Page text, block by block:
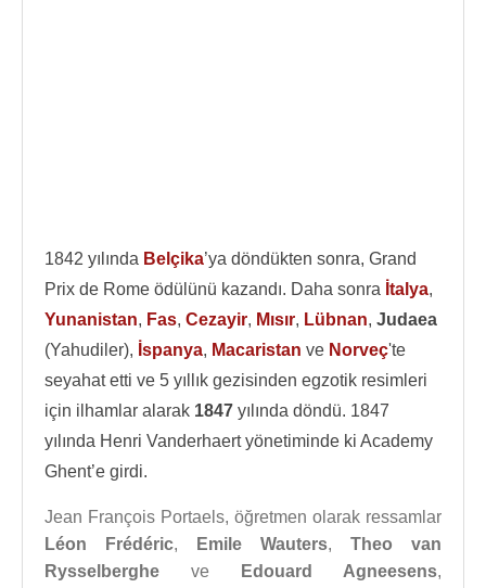
1842 yılında Belçika’ya döndükten sonra, Grand
Prix de Rome ödülünü kazandı. Daha sonra İtalya,
Yunanistan, Fas, Cezayir, Mısır, Lübnan, Judaea
(Yahudiler), İspanya, Macaristan ve Norveç'te
seyahat etti ve 5 yıllık gezisinden egzotik resimleri
için ilhamlar alarak 1847 yılında döndü. 1847
yılında Henri Vanderhaert yönetiminde ki Academy
Ghent’e girdi.
Jean François Portaels, öğretmen olarak ressamlar
Léon Frédéric, Emile Wauters, Theo van
Rysselberghe ve Edouard Agneesens,